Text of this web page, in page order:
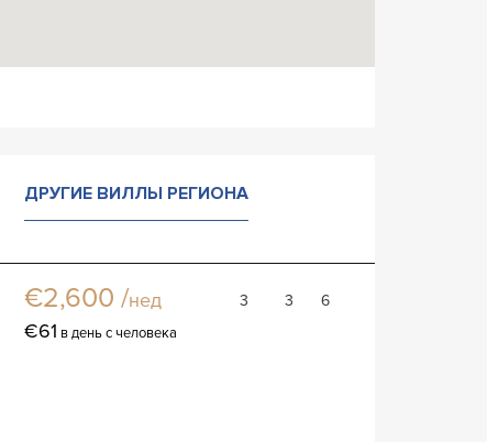
ДРУГИЕ ВИЛЛЫ РЕГИОНА
€2,600 /нед 3 3 6
€61 в день с человека